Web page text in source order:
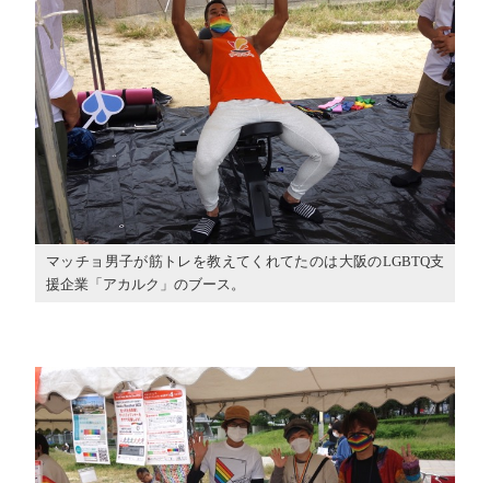
マッチョ男子が筋トレを教えてくれてたのは大阪のLGBTQ支
援企業「アカルク」のブース。